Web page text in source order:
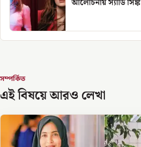
আলোচনায় স্যাডি সিঙ্ক
সম্পর্কিত
এই বিষয়ে আরও লেখা